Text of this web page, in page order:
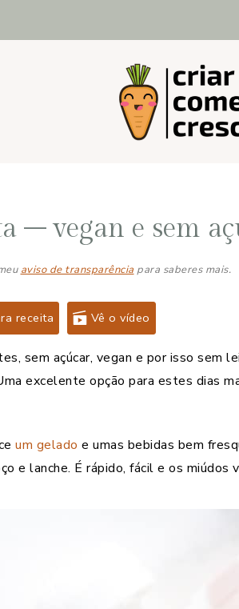
– vegan e sem
aviso de transparência para saberes mais.
receita Vê o vídeo
sem açúcar, vegan e por isso sem
excelente opção para estes dias
um gelado e umas bebidas bem
e lanche. É rápido, fácil e os miúdos